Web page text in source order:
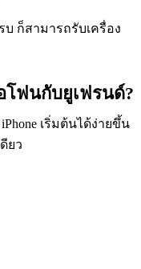
บ ก็สามารถรับเครื่อง
โฟนกับยูเฟรนด์?
เริ่มต้นได้ง่ายขึ้น
ยว